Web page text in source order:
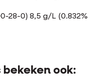
28-0) 8,5 g/L (0.832%
ook: